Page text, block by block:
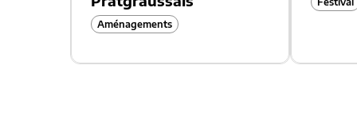
Aménagements